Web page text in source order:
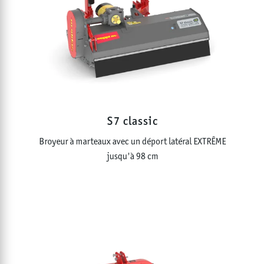
S7 classic
Broyeur à marteaux avec un déport latéral EXTRÊME
jusqu'à 98 cm